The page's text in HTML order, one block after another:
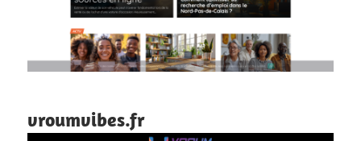
vroumvibes.fr